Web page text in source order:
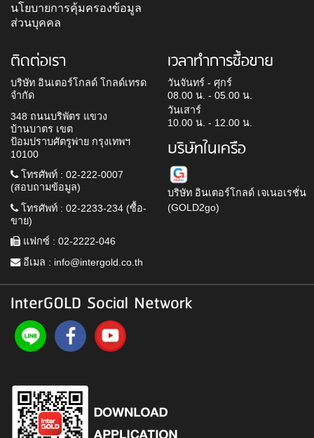
นโยบายการคุ้มครองข้อมูล
ส่วนบุคคล
ติดต่อเรา
บริษัท อินเตอร์โกลด์ โกลด์เทรด
จำกัด
348 ถนนบริพัตร แขวง
บ้านบาตร เขต
ป้อมปราบศัตรูพ่าย กรุงเทพฯ
10100
โทรศัพท์ : 02-222-0007
(สอบถามข้อมูล)
โทรศัพท์ : 02-2233-234 (ซื้อ-
ขาย)
แฟกซ์ : 02-2222-046
อีเมล : info@intergold.co.th
เวลาทำการซื้อขาย
วันจันทร์ - ศุกร์
08.00 น. - 05.00 น.
วันเสาร์
10.00 น. - 12.00 น.
บริษัทในเครือ
บริษัท อินเตอร์โกลด์ เจเนอเรชั่น
(GOLD2go)
InterGOLD Social Network